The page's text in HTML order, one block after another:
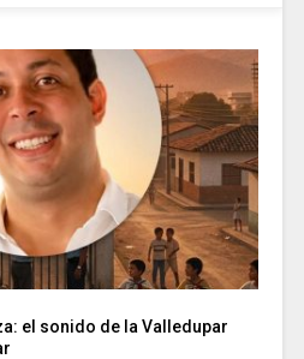
el sonido de la Valledupar